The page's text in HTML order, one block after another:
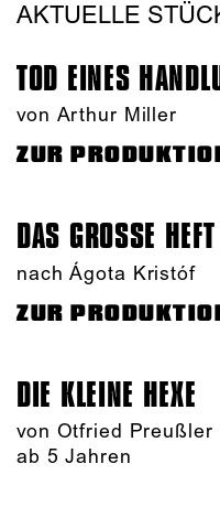
AKTUELLE
TOD EINES
von Arthur Miller
ZUR
DAS GROSSE HEFT
nach Ágota Kristóf
ZUR
DIE KLEINE HEXE
von Otfried Preußler
ab 5 Jahren